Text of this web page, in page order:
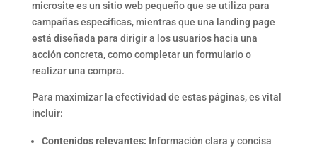
microsite es un sitio web pequeño que se utiliza para
campañas específicas, mientras que una landing page
está diseñada para dirigir a los usuarios hacia una
acción concreta, como completar un formulario o
realizar una compra.
Para maximizar la efectividad de estas páginas, es vital
incluir:
Contenidos relevantes: Información clara y concisa